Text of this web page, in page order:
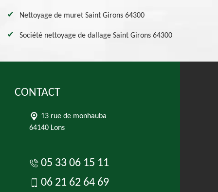
Nettoyage de muret Saint Girons 64300
Société nettoyage de dallage Saint Girons 64300
CONTACT
13 rue de monhauba
64140 Lons
05 33 06 15 11
06 21 62 64 69